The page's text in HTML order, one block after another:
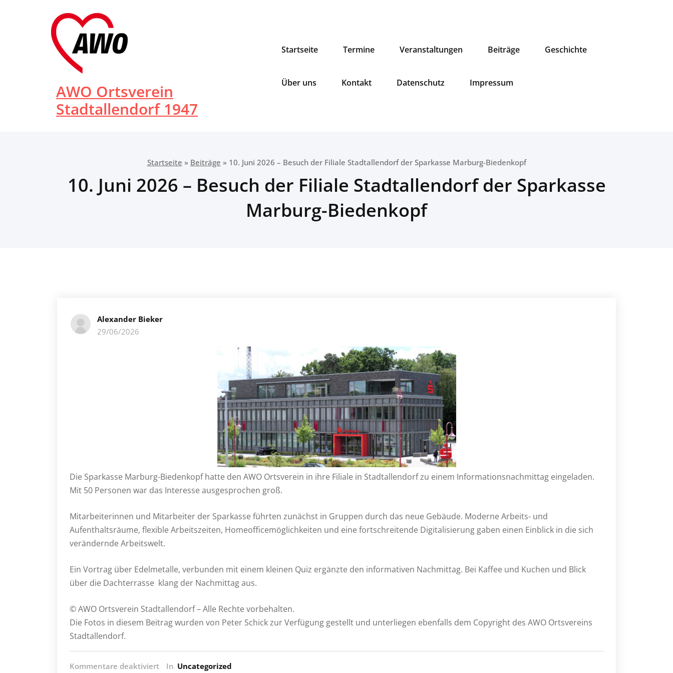
AWO Ortsverein
Stadtallendorf 1947
Startseite Termine Veranstaltungen Beiträge Geschichte
Über uns Kontakt Datenschutz Impressum
Startseite » Beiträge » 10. Juni 2026 – Besuch der Filiale Stadtallendorf der Sparkasse Marburg-Biedenkopf
10. Juni 2026 – Besuch der Filiale Stadtallendorf der Sparkasse
Marburg-Biedenkopf
Alexander Bieker
29/06/2026
Die Sparkasse Marburg-Biedenkopf hatte den AWO Ortsverein in ihre Filiale in Stadtallendorf zu einem Informationsnachmittag eingeladen.
Mit 50 Personen war das Interesse ausgesprochen groß.
Mitarbeiterinnen und Mitarbeiter der Sparkasse führten zunächst in Gruppen durch das neue Gebäude. Moderne Arbeits- und
Aufenthaltsräume, flexible Arbeitszeiten, Homeofficemöglichkeiten und eine fortschreitende Digitalisierung gaben einen Einblick in die sich
verändernde Arbeitswelt.
Ein Vortrag über Edelmetalle, verbunden mit einem kleinen Quiz ergänzte den informativen Nachmittag. Bei Kaffee und Kuchen und Blick
über die Dachterrasse klang der Nachmittag aus.
© AWO Ortsverein Stadtallendorf – Alle Rechte vorbehalten.
Die Fotos in diesem Beitrag wurden von Peter Schick zur Verfügung gestellt und unterliegen ebenfalls dem Copyright des AWO Ortsvereins
Stadtallendorf.
Kommentare deaktiviertfürIn Uncategorized